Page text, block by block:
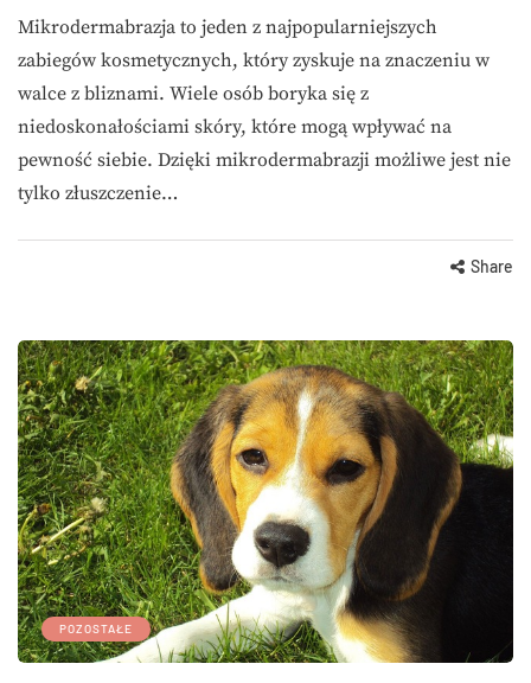
Mikrodermabrazja to jeden z najpopularniejszych
zabiegów kosmetycznych, który zyskuje na znaczeniu w
walce z bliznami. Wiele osób boryka się z
niedoskonałościami skóry, które mogą wpływać na
pewność siebie. Dzięki mikrodermabrazji możliwe jest nie
tylko złuszczenie…
Share
POZOSTAŁE